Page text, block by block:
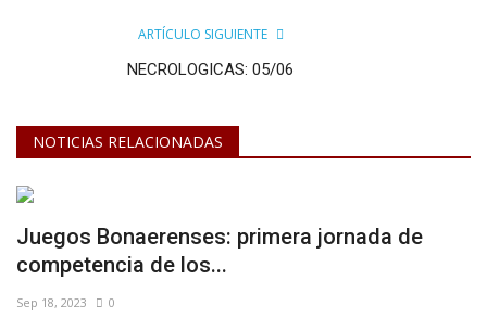
ARTÍCULO SIGUIENTE
NECROLOGICAS: 05/06
NOTICIAS RELACIONADAS
Juegos Bonaerenses: primera jornada de
competencia de los...
Sep 18, 2023 0